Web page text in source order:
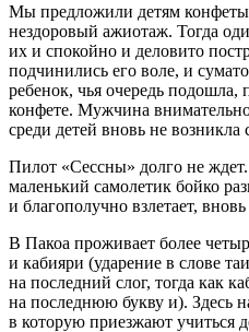
Мы предложили детям
нездоровый ажиотаж. Тогда
их и спокойно и деловито
подчинились его воле, и
ребенок, чья очередь
конфете. Мужчина
среди детей вновь не возникла
Пилот «Сессны» долго не
маленький самолетик бойко
и благополучно взлетает,
В Пакоа проживает более
и кабияри (ударение в слове
на последний слог, тогда как
на последнюю букву и). Здесь
в которую приезжают учиться